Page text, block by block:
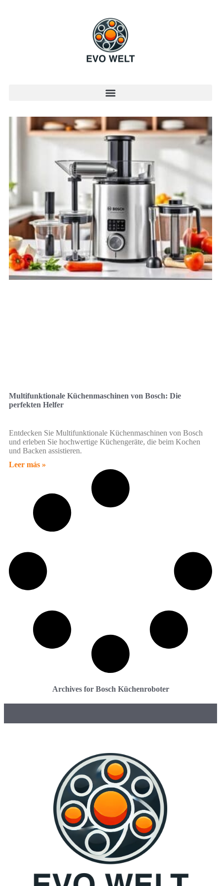
Multifunktionale Küchenmaschinen von Bosch: Die
perfekten Helfer
Entdecken Sie Multifunktionale Küchenmaschinen von Bosch
und erleben Sie hochwertige Küchengeräte, die beim Kochen
und Backen assistieren.
Leer más »
Archives for Bosch Küchenroboter